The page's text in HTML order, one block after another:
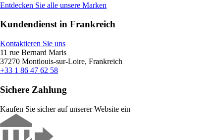
Entdecken Sie alle unsere Marken
Kundendienst in Frankreich
Kontaktieren Sie uns
11 rue Bernard Maris
37270 Montlouis-sur-Loire, Frankreich
+33 1 86 47 62 58
Sichere Zahlung
Kaufen Sie sicher auf unserer Website ein